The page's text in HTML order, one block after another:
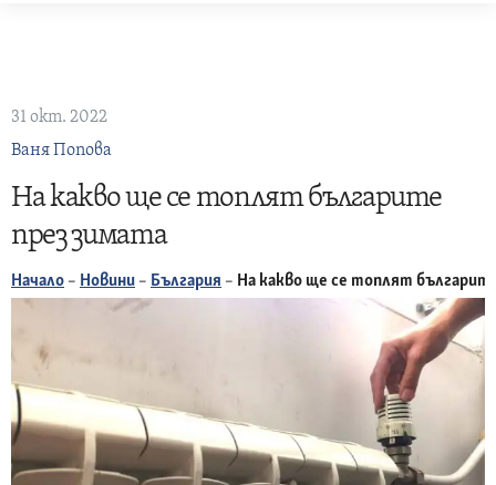
31 окт. 2022
Ваня Попова
На какво ще се топлят българите
през зимата
Начало – Новини – България – На какво ще се топлят